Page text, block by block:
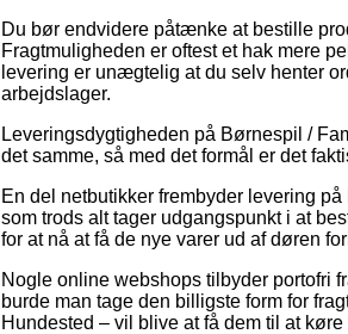
Du bør endvidere påtænke at bestille
Fragtmuligheden er oftest et hak mere
levering er unægtelig at du selv henter
arbejdslager.
Leveringsdygtigheden på Børnespil /
det samme, så med det formål er det
En del netbutikker frembyder levering
som trods alt tager udgangspunkt i at
for at nå at få de nye varer ud af døren
Nogle online webshops tilbyder portofri
burde man tage den billigste form for
Hundested – vil blive at få dem til at